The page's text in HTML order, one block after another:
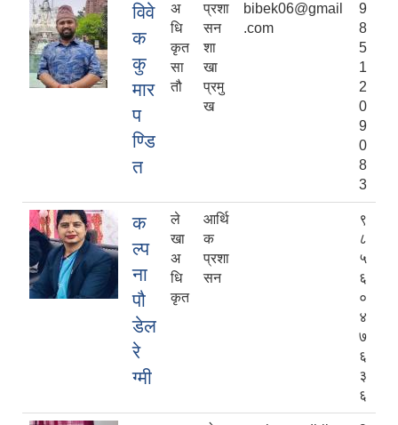
विवे
क
कु
मार
प
ण्डि
त
अ
धि
कृत
सा
तौ
प्रशा
सन
शा
खा
प्रमु
ख
bibek06@gmail
.com
9
8
5
1
2
0
9
0
8
3
क
ल्प
ना
पौ
डेल
रे
ग्मी
ले
खा
अ
धि
कृत
आर्थि
क
प्रशा
सन
९
८
५
६
०
४
७
६
३
६